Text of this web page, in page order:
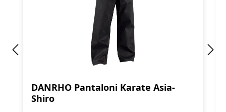
DANRHO Pantaloni Karate Asia-
Shiro